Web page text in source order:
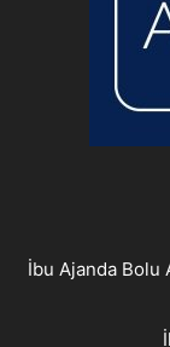
İbu Ajanda Bolu